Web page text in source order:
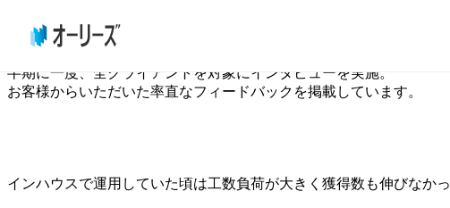
お客様の声
半期に一度、全クライアントを対象にインタビューを実施。
お客様からいただいた率直なフィードバックを掲載しています。
インハウスで運用していた頃は工数負荷が大きく獲得数も伸びなか